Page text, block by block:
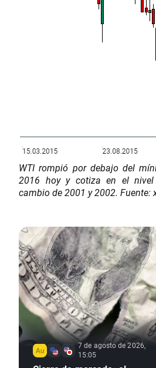
WTI rompió por debajo del
2016 hoy y cotiza en el
cambio de 2001 y 2002. Fuente:
7 de agosto de 2026,
15:05